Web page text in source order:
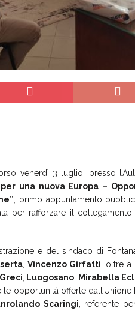
venerdì 3 luglio, presso
una nuova Europa –
, primo appuntamento
per rafforzare il
e del sindaco di
,Vincenzo Girfatti , oltre
Greci Luogosano Mirabella
opportunità offerte
Scaringi , referente